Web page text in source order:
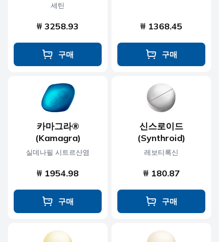
세틴
₩ 3258.93
구매
₩ 1368.45
구매
카마그라®
(Kamagra)
실데나필 시트르산염
₩ 1954.98
구매
신스로이드
(Synthroid)
레보티록신
₩ 180.87
구매